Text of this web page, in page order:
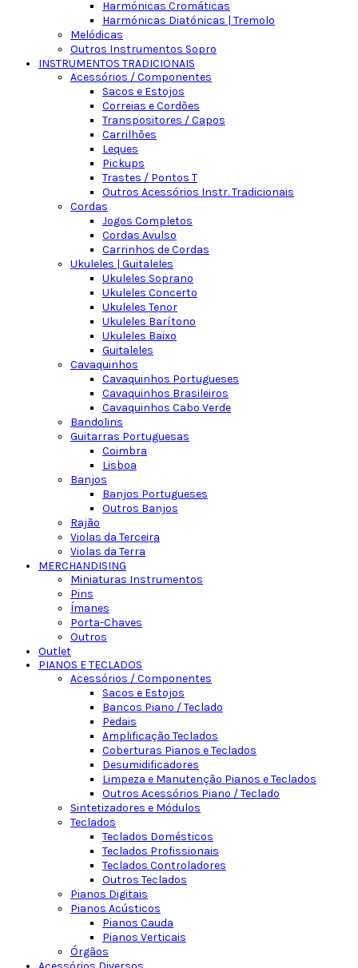
Harmónicas Cromáticas
Harmónicas Diatónicas | Tremolo
Melódicas
Outros Instrumentos Sopro
INSTRUMENTOS TRADICIONAIS
Acessórios / Componentes
Sacos e Estojos
Correias e Cordões
Transpositores / Capos
Carrilhões
Leques
Pickups
Trastes / Pontos T
Outros Acessórios Instr. Tradicionais
Cordas
Jogos Completos
Cordas Avulso
Carrinhos de Cordas
Ukuleles | Guitaleles
Ukuleles Soprano
Ukuleles Concerto
Ukuleles Tenor
Ukuleles Barítono
Ukuleles Baixo
Guitaleles
Cavaquinhos
Cavaquinhos Portugueses
Cavaquinhos Brasileiros
Cavaquinhos Cabo Verde
Bandolins
Guitarras Portuguesas
Coimbra
Lisboa
Banjos
Banjos Portugueses
Outros Banjos
Rajão
Violas da Terceira
Violas da Terra
MERCHANDISING
Miniaturas Instrumentos
Pins
Ímanes
Porta-Chaves
Outros
Outlet
PIANOS E TECLADOS
Acessórios / Componentes
Sacos e Estojos
Bancos Piano / Teclado
Pedais
Amplificação Teclados
Coberturas Pianos e Teclados
Desumidificadores
Limpeza e Manutenção Pianos e Teclados
Outros Acessórios Piano / Teclado
Sintetizadores e Módulos
Teclados
Teclados Domésticos
Teclados Profissionais
Teclados Controladores
Outros Teclados
Pianos Digitais
Pianos Acústicos
Pianos Cauda
Pianos Verticais
Órgãos